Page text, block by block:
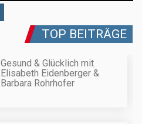
TOP BEITRÄGE
Gesund & Glücklich mit
Elisabeth Eidenberger &
Barbara Rohrhofer